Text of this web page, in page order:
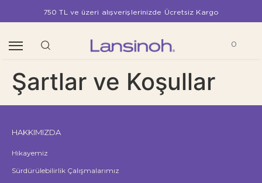
750 TL ve üzeri alışverişlerinizde Ücretsiz Kargo
0
Şartlar ve Koşullar
HAKKIMIZDA
Hikayemiz
Sürdürülebilirlik Çalışmalarımız